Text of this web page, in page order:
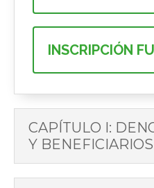
INSCRIPCIÓN
CAPÍTULO I:
Y BENEFICIARIOS